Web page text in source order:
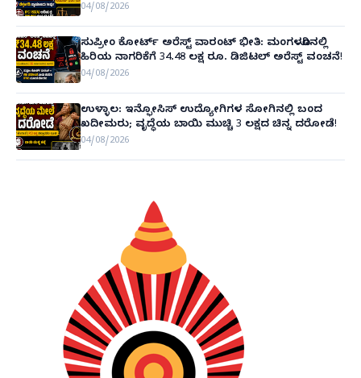
04/08/2026
ಸುಪ್ರೀಂ ಕೋರ್ಟ್ ಅರೆಸ್ಟ್ ವಾರಂಟ್ ಭೀತಿ: ಮಂಗಳೂರಿನಲ್ಲಿ
ಹಿರಿಯ ನಾಗರಿಕೆಗೆ 34.48 ಲಕ್ಷ ರೂ. ಡಿಜಿಟಲ್ ಅರೆಸ್ಟ್ ವಂಚನೆ!
04/08/2026
ಉಳ್ಳಾಲ: ಇನ್ಫೋಸಿಸ್ ಉದ್ಯೋಗಿಗಳ ಸೋಗಿನಲ್ಲಿ ಬಂದ
ಖದೀಮರು; ವೃದ್ಧೆಯ ಬಾಯಿ ಮುಚ್ಚಿ 3 ಲಕ್ಷದ ಚಿನ್ನ ದರೋಡೆ!
04/08/2026